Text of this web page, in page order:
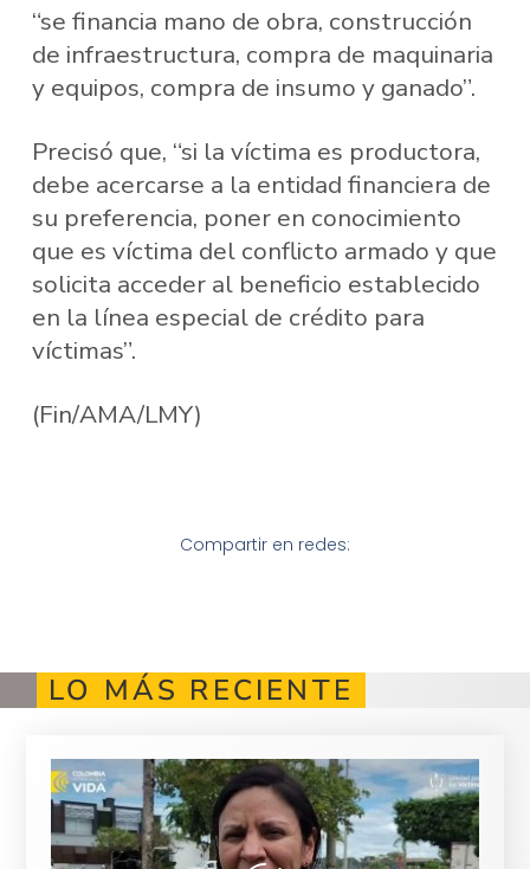
“se financia mano de obra, construcción
de infraestructura, compra de maquinaria
y equipos, compra de insumo y ganado”.
Precisó que, “si la víctima es productora,
debe acercarse a la entidad financiera de
su preferencia, poner en conocimiento
que es víctima del conflicto armado y que
solicita acceder al beneficio establecido
en la línea especial de crédito para
víctimas”.
(Fin/AMA/LMY)
Compartir en redes:
LO MÁS RECIENTE